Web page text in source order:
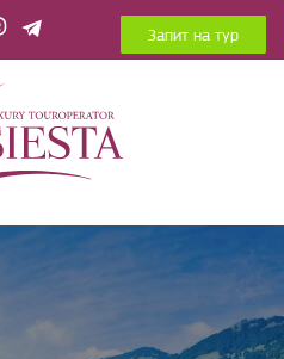
Запит на тур